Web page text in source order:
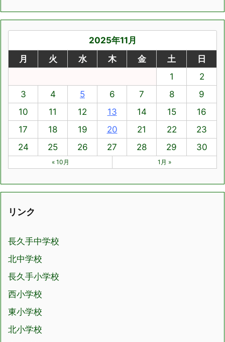
2025年11月
月
火 水 木 金 土
日
1
2
3
4 5 6 7 8
9
10
11 12 13 14 15
16
17
18 19 20 21 22
23
24
25 26 27 28 29 30
« 10月 1月 »
リンク
長久手中学校
北中学校
長久手小学校
西小学校
東小学校
北小学校